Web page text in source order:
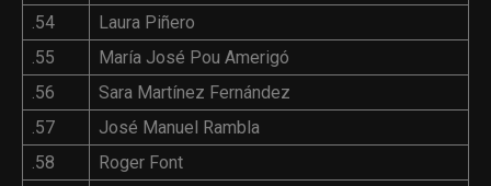
.54
Laura Piñero
.55
María José Pou Amerigó
.56
Sara Martínez Fernández
.57
José Manuel Rambla
.58
Roger Font